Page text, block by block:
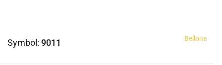
Symbol: 9011 Bellona